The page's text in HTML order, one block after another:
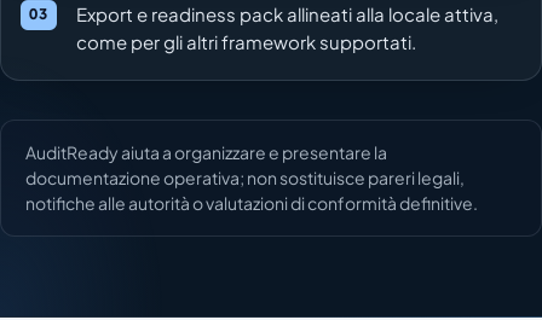
Export e readiness pack allineati alla locale attiva,
come per gli altri framework supportati.
AuditReady aiuta a organizzare e presentare la
documentazione operativa; non sostituisce pareri legali,
notifiche alle autorità o valutazioni di conformità definitive.